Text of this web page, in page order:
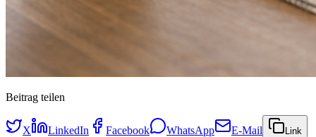
Beitrag teilen
X LinkedIn Facebook WhatsApp E-Mail Link